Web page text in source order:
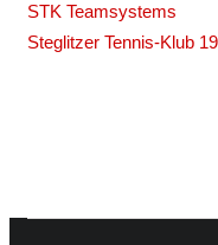
STK Teamsystems
Steglitzer Tennis-Klub